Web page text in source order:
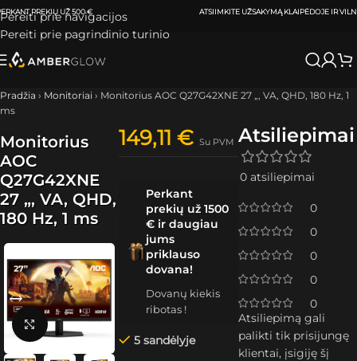
Pereiti prie navigacijos
Pereiti prie pagrindinio turinio
ATSIIMKITE UŽSAKYMĄ KLAIPĖDOJE IR VILNIUJEPER0-3 DARBO DIENAS.
Pradžia › Monitoriai › Monitorius AOC Q27G42XNE 27 „, VA, QHD, 180 Hz, 1
ms
Monitorius
AOC
Q27G42XNE
27 „, VA, QHD,
180 Hz, 1 ms
Spustelėkite, kad padidintumėte
149,11€ Su PVM
Perkant
prekių už 1500
€ ir daugiau
jums
priklauso
dovana!
Dovanų kiekis
ribotas !
5 sandėlyje
Atsiliepimai
0 atsiliepimai
0
0
0
0
0
Atsiliepimą gali
palikti tik prisijungę
klientai, įsigiję šį